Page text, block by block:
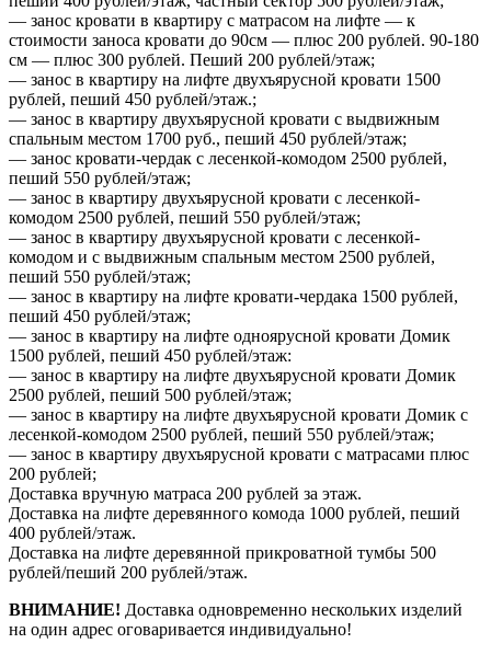
— занос кровати в квартиру с матрасом на лифте — к
стоимости заноса кровати до 90см — плюс 200 рублей. 90-180
см — плюс 300 рублей. Пеший 200 рублей/этаж;
— занос в квартиру на лифте двухъярусной кровати 1500
рублей, пеший 450 рублей/этаж.;
— занос в квартиру двухъярусной кровати с выдвижным
спальным местом 1700 руб., пеший 450 рублей/этаж;
— занос кровати-чердак с лесенкой-комодом 2500 рублей,
пеший 550 рублей/этаж;
— занос в квартиру двухъярусной кровати с лесенкой-
комодом 2500 рублей, пеший 550 рублей/этаж;
— занос в квартиру двухъярусной кровати с лесенкой-
комодом и с выдвижным спальным местом 2500 рублей,
пеший 550 рублей/этаж;
— занос в квартиру на лифте кровати-чердака 1500 рублей,
пеший 450 рублей/этаж;
— занос в квартиру на лифте одноярусной кровати Домик
1500 рублей, пеший 450 рублей/этаж:
— занос в квартиру на лифте двухъярусной кровати Домик
2500 рублей, пеший 500 рублей/этаж;
— занос в квартиру на лифте двухъярусной кровати Домик с
лесенкой-комодом 2500 рублей, пеший 550 рублей/этаж;
— занос в квартиру двухъярусной кровати с матрасами плюс
200 рублей;
Доставка вручную матраса 200 рублей за этаж.
Доставка на лифте деревянного комода 1000 рублей, пеший
400 рублей/этаж.
Доставка на лифте деревянной прикроватной тумбы 500
рублей/пеший 200 рублей/этаж.
ВНИМАНИЕ! Доставка одновременно нескольких изделий
на один адрес оговаривается индивидуально!